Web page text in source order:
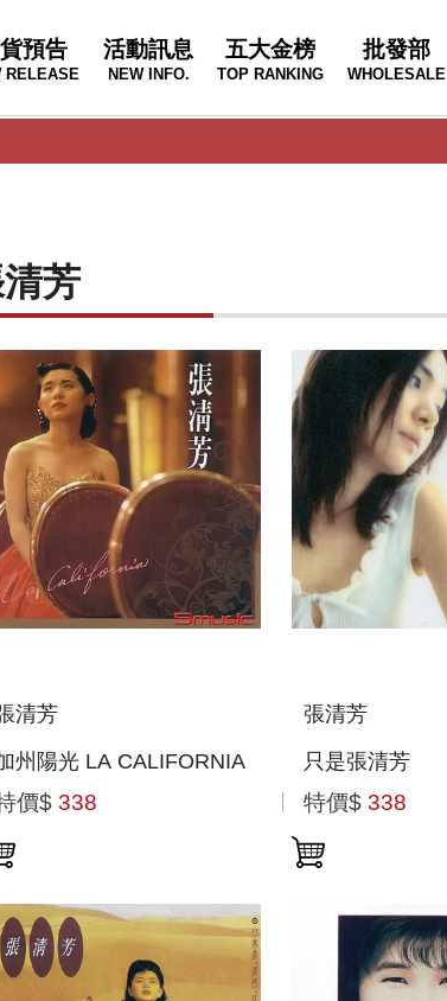
預告
RELEASE
活動訊息
NEW INFO.
五大金榜
TOP RANKING
批發部
WHOLESALE
芳
清芳
州陽光 LA CALIFORNIA
價$ 338
張清芳
只是張清芳
特價$ 338